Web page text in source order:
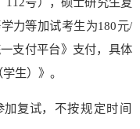
力等加试考生为180元/
支付平台》支付，具体
生）》。
加复试，不按规定时间